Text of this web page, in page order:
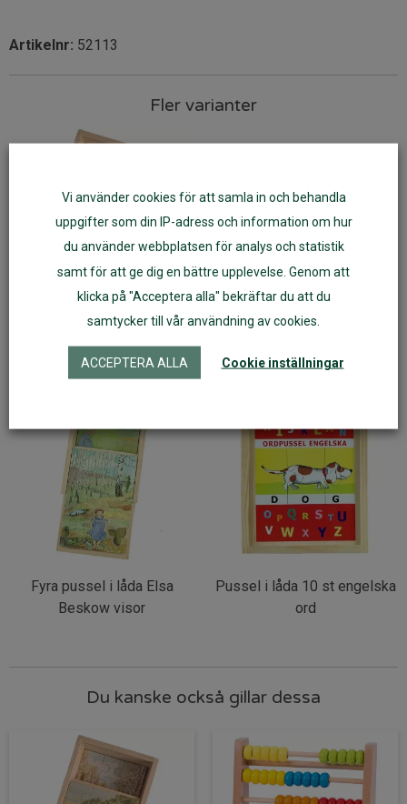
Artikelnr: 52113
Fler varianter
Fyra pussel i låda Mamma
Mu
Fyra pussel i låda Alfons
Fyra pussel i låda Elsa
Beskow visor
Pussel i låda 10 st engelska
ord
Du kanske också gillar dessa
Vi använder cookies för att samla in och behandla
uppgifter som din IP-adress och information om hur
du använder webbplatsen för analys och statistik
samt för att ge dig en bättre upplevelse. Genom att
klicka på "Acceptera alla" bekräftar du att du
samtycker till vår användning av cookies.
ACCEPTERA ALLA Cookie inställningar